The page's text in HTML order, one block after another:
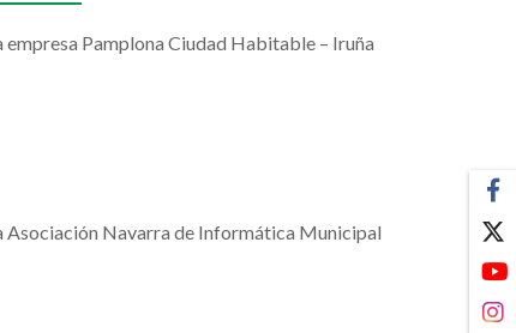
Pamplona Ciudad Habitable – Iruña
Asociación Navarra de Informática Municipal